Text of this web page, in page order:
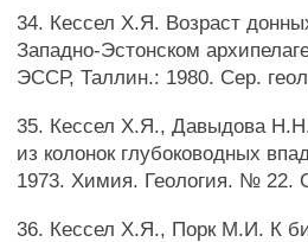
34. Кессел Х.Я. Возраст
Западно-Эстонском
ЭССР, Таллин.: 1980. Сер.
35. Кессел Х.Я., Давыдова
из колонок глубоководных
1973. Химия. Геология. № 22.
36. Кессел Х.Я., Порк М.И. К